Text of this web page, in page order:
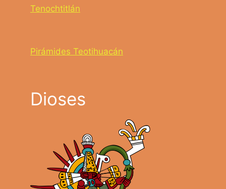
Tenochtitlán
Pirámides Teotihuacán
Dioses